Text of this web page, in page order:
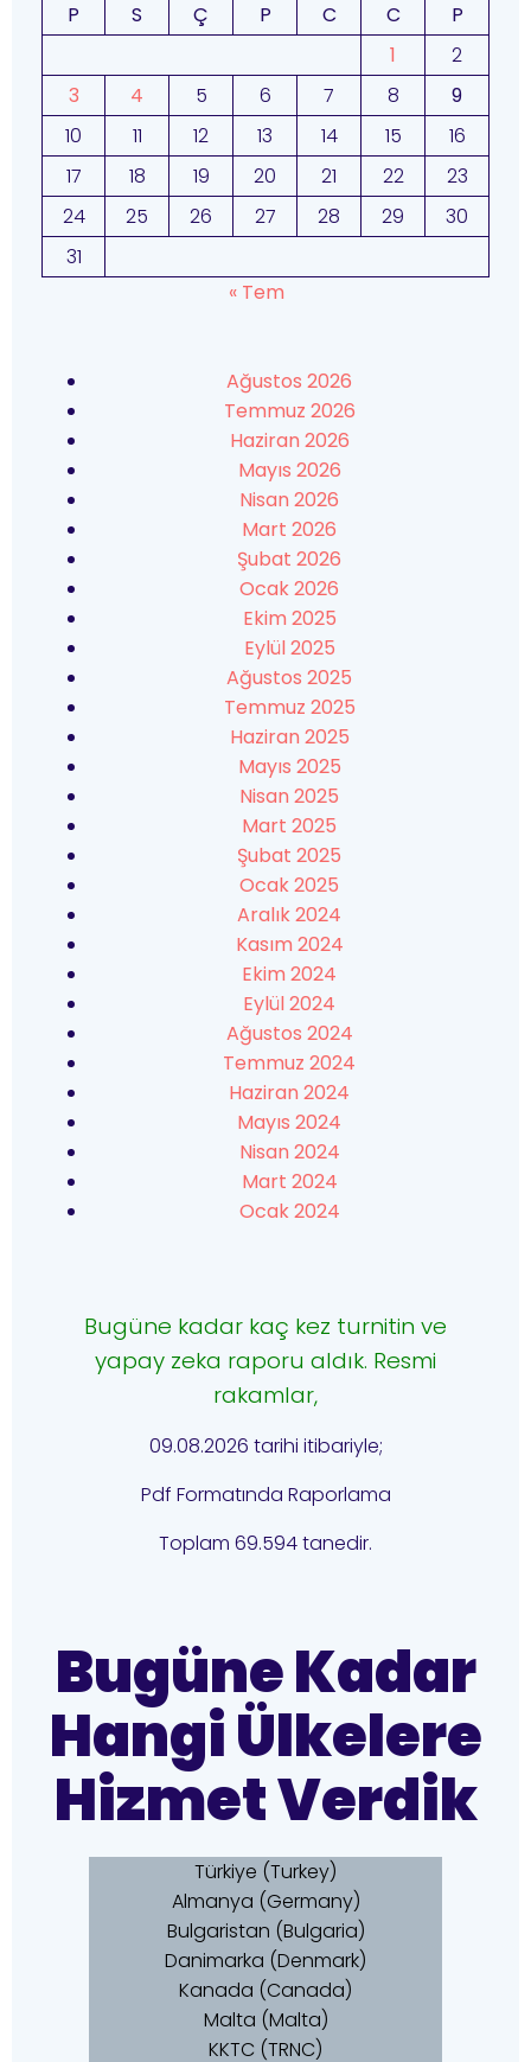
P
S Ç P C C
P
1
2
3
4 5 6 7 8
9
10
11 12 13 14 15
16
17
18 19 20 21 22
23
24
25 26 27 28 29
30
31
« Tem
Ağustos 2026
Temmuz 2026
Haziran 2026
Mayıs 2026
Nisan 2026
Mart 2026
Şubat 2026
Ocak 2026
Ekim 2025
Eylül 2025
Ağustos 2025
Temmuz 2025
Haziran 2025
Mayıs 2025
Nisan 2025
Mart 2025
Şubat 2025
Ocak 2025
Aralık 2024
Kasım 2024
Ekim 2024
Eylül 2024
Ağustos 2024
Temmuz 2024
Haziran 2024
Mayıs 2024
Nisan 2024
Mart 2024
Ocak 2024
Bugüne kadar kaç kez turnitin ve
yapay zeka raporu aldık. Resmi
rakamlar,
09.08.2026 tarihi itibariyle;
Pdf Formatında Raporlama
Toplam 69.594 tanedir.
Bugüne Kadar
Hangi Ülkelere
Hizmet Verdik
Türkiye (Turkey)
Almanya (Germany)
Bulgaristan (Bulgaria)
Danimarka (Denmark)
Kanada (Canada)
Malta (Malta)
KKTC (TRNC)